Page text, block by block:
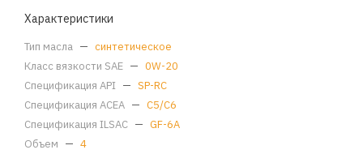
Характеристики
Тип масла — синтетическое
Класс вязкости SAE — 0W-20
Спецификация API — SP-RC
Спецификация ACEA — C5/C6
Спецификация ILSAC — GF-6A
Объем — 4